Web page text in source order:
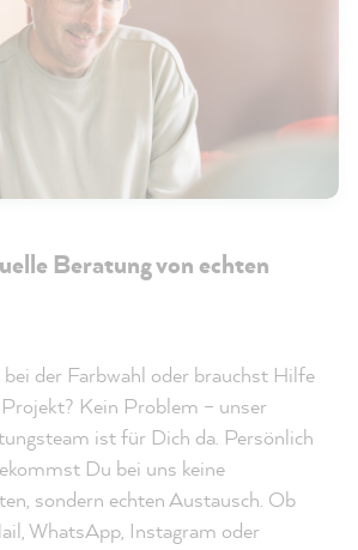
Beratung von echten
der Farbwahl oder brauchst Hilfe
Kein Problem – unser
ist für Dich da. Persönlich
Du bei uns keine
sondern echten Austausch. Ob
WhatsApp, Instagram oder